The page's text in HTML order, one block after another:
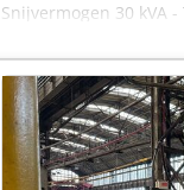
Snijvermogen 30 kVA
Zuigercompressor:
Compressordruk 10